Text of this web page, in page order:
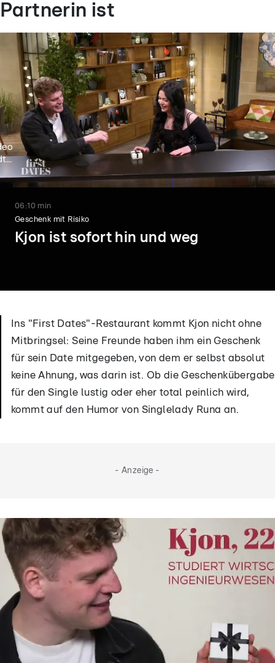
Partnerin ist
06:10 min
Geschenk mit Risiko
Kjon ist sofort hin und weg
Welche Paare haben ihr
Versprechen gehalten?
Kyra und Bryan
entscheiden
Ins "First Dates"-Restaurant kommt Kjon nicht ohne
Mitbringsel: Seine Freunde haben ihm ein Geschenk
für sein Date mitgegeben, von dem er selbst absolut
keine Ahnung, was darin ist. Ob die Geschenkübergabe
für den Single lustig oder eher total peinlich wird,
kommt auf den Humor von Singlelady Runa an.
- Anzeige -